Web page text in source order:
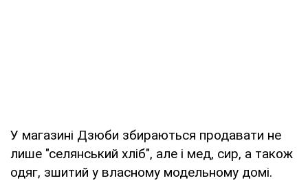
У магазині Дзюби збираються продавати не
лише "селянський хліб", але і мед, сир, а також
одяг, зшитий у власному модельному домі.